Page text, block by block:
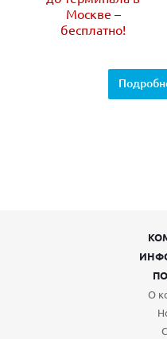
Москве –
бесплатно!
О